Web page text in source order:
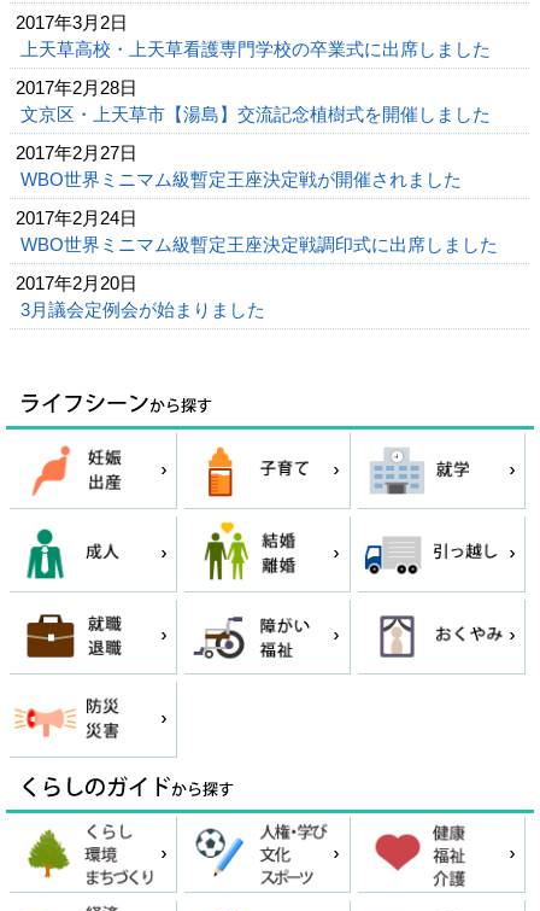
2017年3月2日
上天草高校・上天草看護専門学校の卒業式に出席しました
2017年2月28日
文京区・上天草市【湯島】交流記念植樹式を開催しました
2017年2月27日
WBO世界ミニマム級暫定王座決定戦が開催されました
2017年2月24日
WBO世界ミニマム級暫定王座決定戦調印式に出席しました
2017年2月20日
3月議会定例会が始まりました